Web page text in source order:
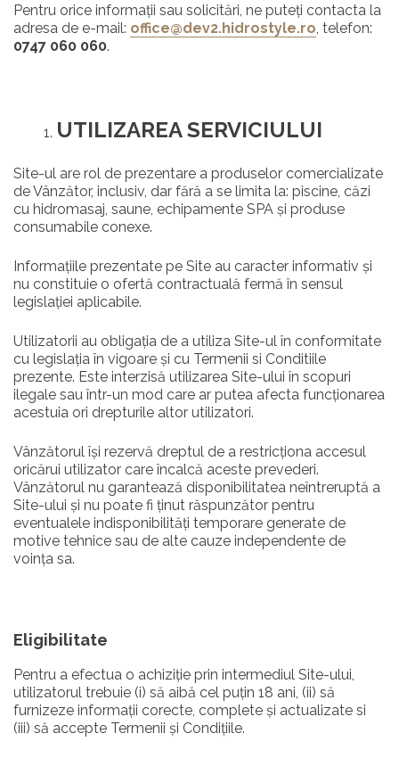
Pentru orice informații sau solicitări, ne puteți contacta la
adresa de e-mail: office@dev2.hidrostyle.ro , telefon:
0747 060 060.
UTILIZAREA SERVICIULUI
Site-ul are rol de prezentare a produselor comercializate
de Vânzător, inclusiv, dar fără a se limita la: piscine, căzi
cu hidromasaj, saune, echipamente SPA și produse
consumabile conexe.
Informațiile prezentate pe Site au caracter informativ și
nu constituie o ofertă contractuală fermă în sensul
legislației aplicabile.
Utilizatorii au obligația de a utiliza Site-ul în conformitate
cu legislația în vigoare și cu Termenii si Conditiile
prezente. Este interzisă utilizarea Site-ului în scopuri
ilegale sau într-un mod care ar putea afecta funcționarea
acestuia ori drepturile altor utilizatori.
Vânzătorul își rezervă dreptul de a restricționa accesul
oricărui utilizator care încalcă aceste prevederi.
Vânzătorul nu garantează disponibilitatea neîntreruptă a
Site-ului și nu poate fi ținut răspunzător pentru
eventualele indisponibilități temporare generate de
motive tehnice sau de alte cauze independente de
voința sa.
Eligibilitate
Pentru a efectua o achiziție prin intermediul Site-ului,
utilizatorul trebuie (i) să aibă cel puțin 18 ani, (ii) să
furnizeze informații corecte, complete și actualizate si
(iii) să accepte Termenii și Condițiile.